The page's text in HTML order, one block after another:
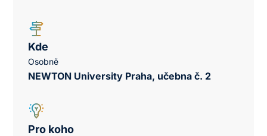
Kde
Osobně
NEWTON University Praha, učebna č. 2
Pro koho